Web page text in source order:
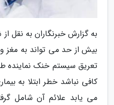
به گزارش خبرنگاران به نقل
بیش از حد می تواند به مغز
تعریق سیستم خنک نماینده
کافی نباشد خطر ابتلا به
می یابد علائم آن شامل